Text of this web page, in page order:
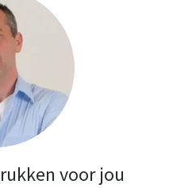
voor jou